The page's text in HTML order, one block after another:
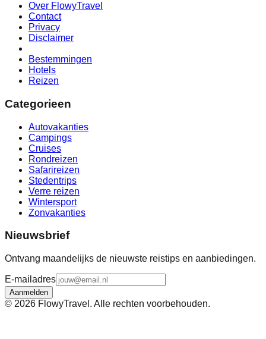
Over FlowyTravel
Contact
Privacy
Disclaimer
Bestemmingen
Hotels
Reizen
Categorieen
Autovakanties
Campings
Cruises
Rondreizen
Safarireizen
Stedentrips
Verre reizen
Wintersport
Zonvakanties
Nieuwsbrief
Ontvang maandelijks de nieuwste reistips en aanbiedingen.
E-mailadres
Aanmelden
© 2026 FlowyTravel. Alle rechten voorbehouden.